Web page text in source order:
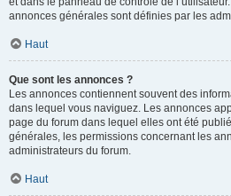
annonces générales sont définies par les
Haut
Que sont les annonces ?
Les annonces contiennent souvent des
dans lequel vous naviguez. Les annonces
page du forum dans lequel elles ont été
générales, les permissions concernant les
administrateurs du forum.
Haut